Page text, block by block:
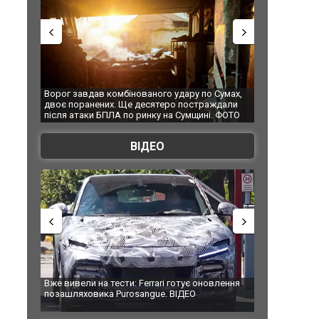
Ворог завдав комбінованого удару по Сумах,
двоє поранених. Ще десятеро постраждали
після атаки БПЛА по ринку на Сумщині. ФОТО
ВІДЕО
Вже вивели на тести: Ferrari готує оновлення
позашляховика Purosangue. ВІДЕО